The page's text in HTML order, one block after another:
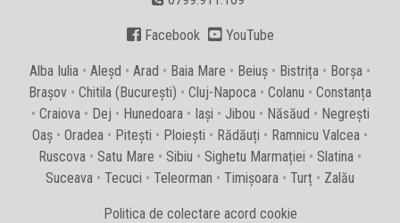
 Facebook  YouTube
Alba Iulia • Aleșd • Arad • Baia Mare • Beiuș • Bistrița • Borșa •
Brașov • Chitila (București) • Cluj-Napoca • Colanu • Constanța
• Craiova • Dej • Hunedoara • Iași • Jibou • Năsăud • Negrești
Oaș • Oradea • Pitești • Ploiești • Rădăuți • Ramnicu Valcea •
Ruscova • Satu Mare • Sibiu • Sighetu Marmației • Slatina •
Suceava • Tecuci • Teleorman • Timișoara • Turț • Zalău
Politica de colectare acord cookie